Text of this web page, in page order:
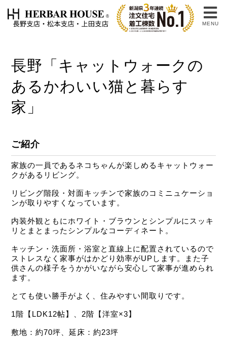
MENU
長野「キャットウォークの
あるかわいい猫と暮らす
家」
ご紹介
家族の一員であるネコちゃんが楽しめるキャットウォー
クがあるリビング。
リビング階段・対面キッチンで家族のコミニュケーショ
ンが取りやすくなっています。
内装外観ともにホワイト・ブラウンとシンプルにスッキ
リとまとまったシンプルなコーディネート。
キッチン・洗面所・浴室と直線上に配置されているので
ストレスなく家事がはかどり効率がUPします。また子
供さんの様子をうかがいながら安心して家事が進められ
ます。
とても使い勝手がよく、住みやすい間取りです。
1階【LDK12帖】、2階【洋室×3】
敷地：約70坪、延床：約23坪